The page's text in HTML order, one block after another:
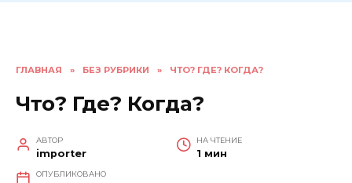
ГЛАВНАЯ » БЕЗ РУБРИКИ » ЧТО? ГДЕ? КОГДА?
Что? Где? Когда?
АВТОР
importer
НА ЧТЕНИЕ
1 мин
ОПУБЛИКОВАНО